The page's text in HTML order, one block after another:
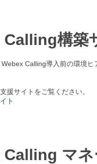
Calling構築
Calling導入前の環境
援サイトをご覧ください。
ト
Calling マ